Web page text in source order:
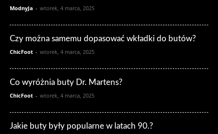
ModnyJa - wtorek, 4 marca, 2025
Czy można samemu dopasować wkładki do butów?
ChicFoot - wtorek, 4 marca, 2025
Co wyróżnia buty Dr. Martens?
ChicFoot - wtorek, 4 marca, 2025
Jakie buty były popularne w latach 90.?